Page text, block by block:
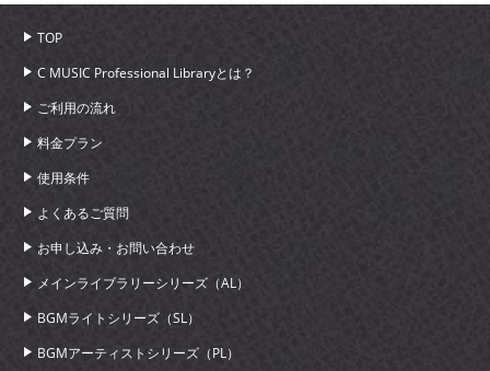
TOP
C MUSIC Professional Libraryとは？
ご利用の流れ
料金プラン
使用条件
よくあるご質問
お申し込み・お問い合わせ
メインライブラリーシリーズ（AL）
BGMライトシリーズ（SL）
BGMアーティストシリーズ（PL）